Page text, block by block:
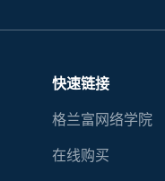
快速链接
格兰富网络学院
在线购买